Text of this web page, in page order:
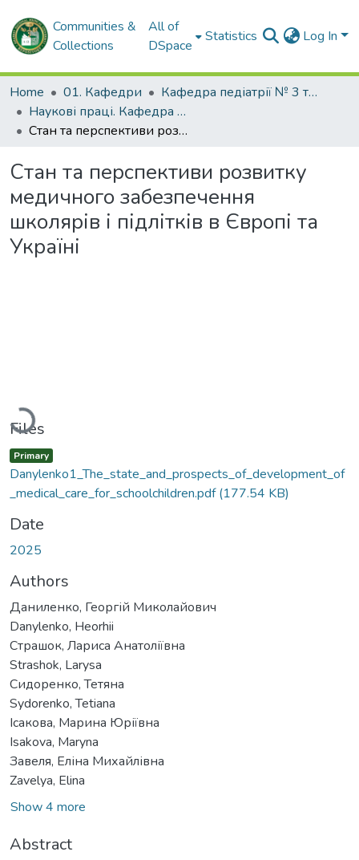
Communities &
Collections
All of
DSpace
Statistics Log In
Home 01. Кафедри
Кафедра педіатрії № 3 та неонатології
Наукові праці. Кафедра педіатрії № 3 та неонатології
Стан та перспективи розвитку медичного забезпечення школярів і підлітків в Європі та Україні
Стан та перспективи розвитку
медичного забезпечення
школярів і підлітків в Європі та
Україні
Loading...
Files
Primary
Danylenko1_The_state_and_prospects_of_development_of
_medical_care_for_schoolchildren.pdf(177.54 KB)
Date
2025
Authors
Даниленко, Георгій Миколайович
Danylenko, Heorhii
Страшок, Лариса Анатоліївна
Strashok, Larysa
Сидоренко, Тетяна
Sydorenko, Tetiana
Ісакова, Марина Юріївна
Isakova, Maryna
Завеля, Еліна Михайлівна
Zavelya, Elina
Show 4 more
Abstract